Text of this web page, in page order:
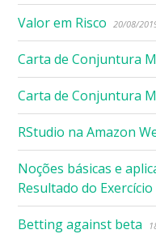
Valor em Risco 20/08/
Carta de Conjuntura
Carta de Conjuntura
RStudio na Amazon
Noções básicas e
Resultado do Exercício
Betting against beta